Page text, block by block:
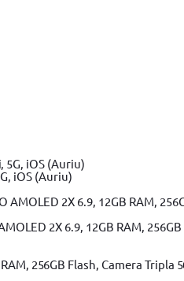
iOS (Auriu)
2X 6.9, 12GB RAM, 256GB